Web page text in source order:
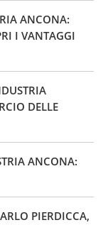
ANCONA:
I VANTAGGI
DELLE
ANCONA:
PIERDICCA,